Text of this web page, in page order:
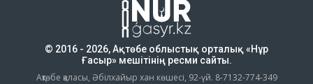
© 2016 - 2026, Ақтөбе облыстық орталық «Нұр
Ғасыр» мешітінің ресми сайты.
Ақтөбе қаласы, Әбілхайыр хан көшесі, 92-үй. 8-7132-774-349